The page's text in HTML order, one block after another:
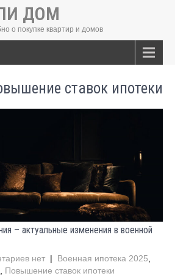
ДОМ
о покупке квартир и домов
ставок ипотеки
– актуальные изменения в военной
нет | Военная ипотека 2025
Повышение ставок ипотеки